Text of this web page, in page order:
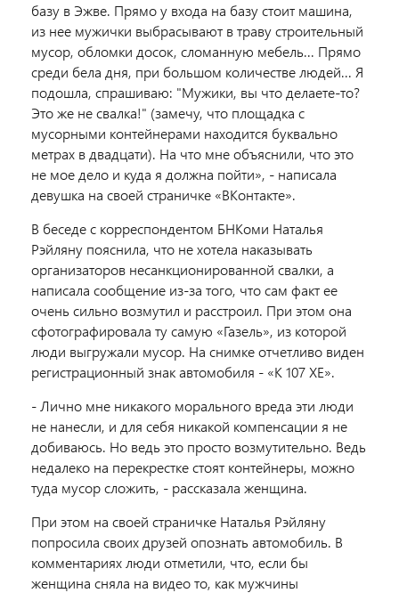
базу в Эжве. Прямо у входа на базу стоит машина,
из нее мужички выбрасывают в траву строительный
мусор, обломки досок, сломанную мебель... Прямо
среди бела дня, при большом количестве людей... Я
подошла, спрашиваю: "Мужики, вы что делаете-то?
Это же не свалка!" (замечу, что площадка с
мусорными контейнерами находится буквально
метрах в двадцати). На что мне объяснили, что это
не мое дело и куда я должна пойти», - написала
девушка на своей страничке «ВКонтакте».
В беседе с корреспондентом БНКоми Наталья
Рэйляну пояснила, что не хотела наказывать
организаторов несанкционированной свалки, а
написала сообщение из-за того, что сам факт ее
очень сильно возмутил и расстроил. При этом она
сфотографировала ту самую «Газель», из которой
люди выгружали мусор. На снимке отчетливо виден
регистрационный знак автомобиля - «К 107 ХЕ».
- Лично мне никакого морального вреда эти люди
не нанесли, и для себя никакой компенсации я не
добиваюсь. Но ведь это просто возмутительно. Ведь
недалеко на перекрестке стоят контейнеры, можно
туда мусор сложить, - рассказала женщина.
При этом на своей страничке Наталья Рэйляну
попросила своих друзей опознать автомобиль. В
комментариях люди отметили, что, если бы
женщина сняла на видео то, как мужчины